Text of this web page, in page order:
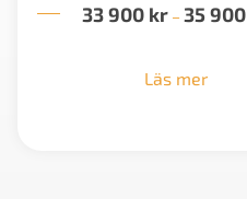
33 900 kr – 35 900
Läs mer